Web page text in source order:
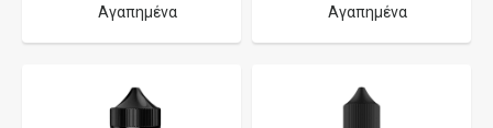
Αγαπημένα
Αγαπημένα